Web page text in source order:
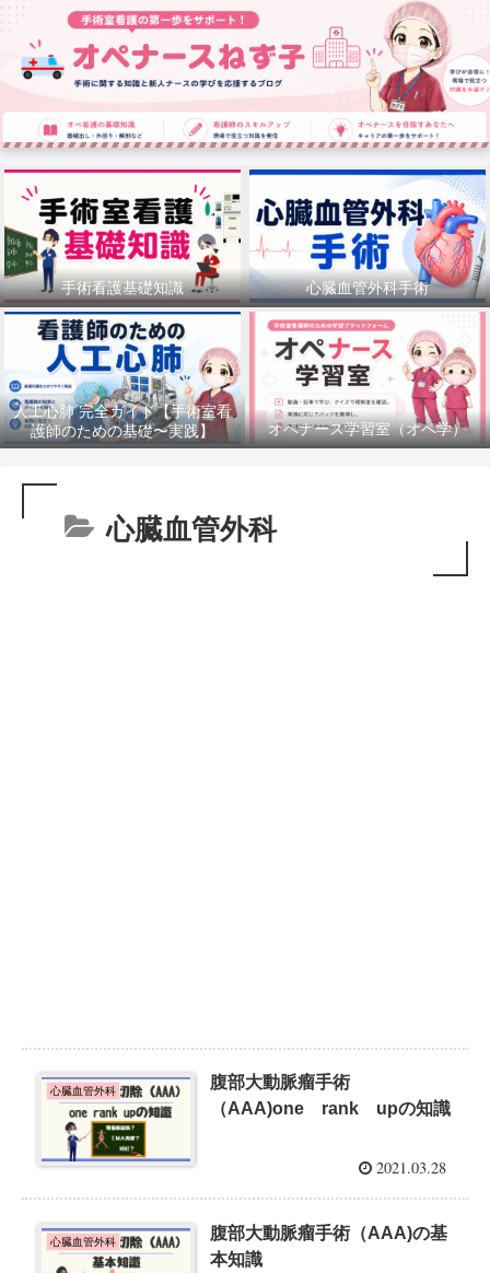
手術看護基礎知識 心臓血管外科手術
人工心肺 完全ガイド【手術室看
護師のための基礎〜実践】
オペナース学習室（オペ学）
心臓血管外科
心臓血管外科
腹部大動脈瘤手術
（AAA)one rank upの知識
2021.03.28
心臓血管外科
腹部大動脈瘤手術（AAA)の基
本知識